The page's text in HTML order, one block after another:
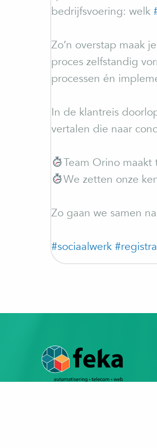
bedrijfsvoering: welk
Zo’n overstap maak
proces zelfstandig
processen én
In de klantreis
vertalen die naar
Team Orino
We zetten onze
Zo gaan we samen
#sociaalwerk